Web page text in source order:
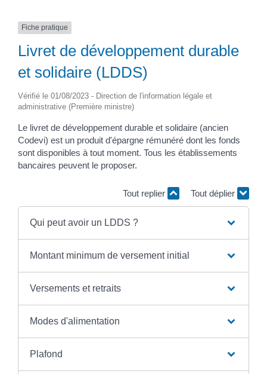
Fiche pratique
Livret de développement durable
et solidaire (LDDS)
Vérifié le 01/08/2023 - Direction de l'information légale et
administrative (Première ministre)
Le livret de développement durable et solidaire (ancien
Codevi) est un produit d'épargne rémunéré dont les fonds
sont disponibles à tout moment. Tous les établissements
bancaires peuvent le proposer.
Tout replier Tout déplier
Qui peut avoir un LDDS ?
Montant minimum de versement initial
Versements et retraits
Modes d'alimentation
Plafond